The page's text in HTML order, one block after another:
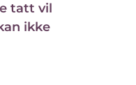
tatt vil
ikke